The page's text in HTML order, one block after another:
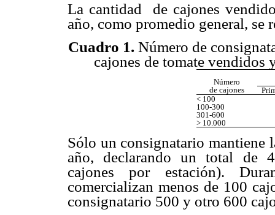
La cantidad de cajones
año, como promedio general, se
Cuadro 1. Número de
cajones de tomate vendidos
Número
de cajones
< 100
100-300
301-600
> 10.000
Sólo un consignatario mantiene
año, declarando un total de
cajones por estación).
comercializan menos de 100
consignatario 500 y otro 600